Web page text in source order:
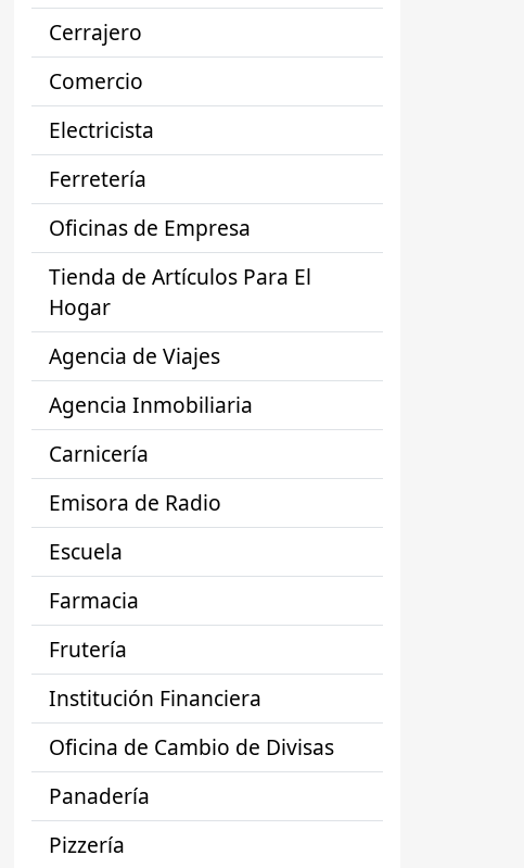
Cerrajero
Comercio
Electricista
Ferretería
Oficinas de Empresa
Tienda de Artículos Para El
Hogar
Agencia de Viajes
Agencia Inmobiliaria
Carnicería
Emisora de Radio
Escuela
Farmacia
Frutería
Institución Financiera
Oficina de Cambio de Divisas
Panadería
Pizzería